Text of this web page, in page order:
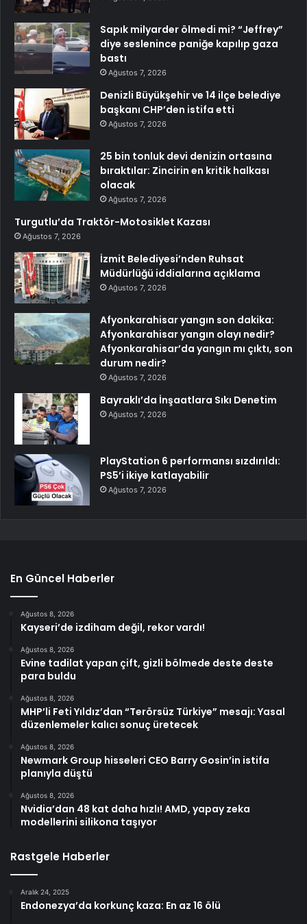
Sapık milyarder ölmedi mi? “Jeffrey”
diye seslenince paniğe kapılıp gaza
bastı
Ağustos 7, 2026
Denizli Büyükşehir ve 14 ilçe belediye
başkanı CHP’den istifa etti
Ağustos 7, 2026
25 bin tonluk devi denizin ortasına
bıraktılar: Zincirin en kritik halkası
olacak
Ağustos 7, 2026
Turgutlu’da Traktör-Motosiklet Kazası
Ağustos 7, 2026
İzmit Belediyesi’nden Ruhsat
Müdürlüğü iddialarına açıklama
Ağustos 7, 2026
Afyonkarahisar yangın son dakika:
Afyonkarahisar yangın olayı nedir?
Afyonkarahisar’da yangın mı çıktı, son
durum nedir?
Ağustos 7, 2026
Bayraklı’da İnşaatlara Sıkı Denetim
Ağustos 7, 2026
PlayStation 6 performansı sızdırıldı:
PS5’i ikiye katlayabilir
Ağustos 7, 2026
En Güncel Haberler
Ağustos 8, 2026
Kayseri’de izdiham değil, rekor vardı!
Ağustos 8, 2026
Evine tadilat yapan çift, gizli bölmede deste deste
para buldu
Ağustos 8, 2026
MHP’li Feti Yıldız’dan “Terörsüz Türkiye” mesajı: Yasal
düzenlemeler kalıcı sonuç üretecek
Ağustos 8, 2026
Newmark Group hisseleri CEO Barry Gosin’in istifa
planıyla düştü
Ağustos 8, 2026
Nvidia’dan 48 kat daha hızlı! AMD, yapay zeka
modellerini silikona taşıyor
Rastgele Haberler
Aralık 24, 2025
Endonezya’da korkunç kaza: En az 16 ölü